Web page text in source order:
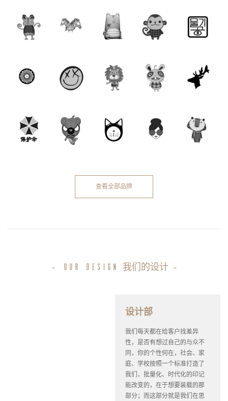
查看全部品牌
- our design 我们的设计 -
设计部
我们每天都在给客户找差异
性，是否有想过自己的与众不
同，你的个性何在，社会、家
庭、学校按照一个标准打造了
我们，批量化、时代化的印记
能改变的，在于想要装载的那
部分；而这部分就是我们在思